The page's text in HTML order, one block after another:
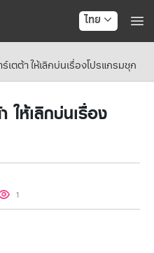
ไทย
เตต้า ให้เลิกบ่นเรื่องโปรแกรมชุก
ให้เลิกบ่นเรื่อง
1